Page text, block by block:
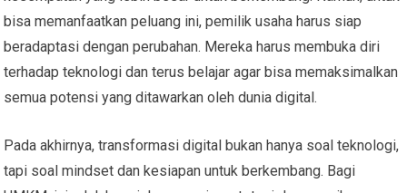
bisa memanfaatkan peluang ini, pemilik usaha harus siap
beradaptasi dengan perubahan. Mereka harus membuka diri
terhadap teknologi dan terus belajar agar bisa memaksimalkan
semua potensi yang ditawarkan oleh dunia digital.
Pada akhirnya, transformasi digital bukan hanya soal teknologi,
tapi soal mindset dan kesiapan untuk berkembang. Bagi